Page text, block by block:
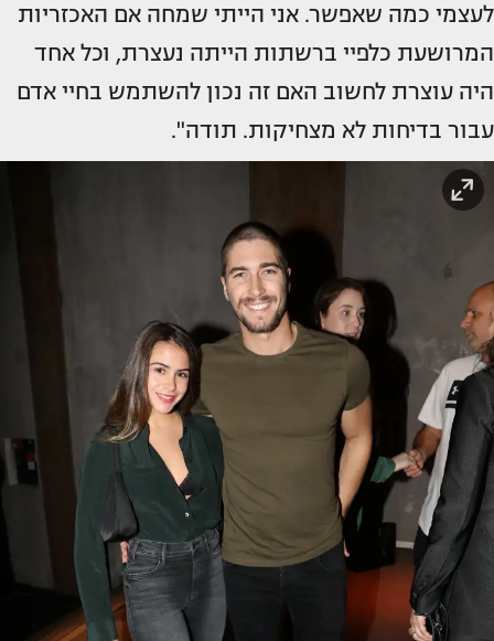
לעצמי כמה שאפשר. אני הייתי שמחה אם האכזריות
המרושעת כלפיי ברשתות הייתה נעצרת, וכל אחד
היה עוצרת לחשוב האם זה נכון להשתמש בחיי אדם
עבור בדיחות לא מצחיקות. תודה".